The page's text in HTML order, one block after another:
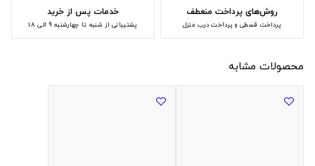
روش‌های پرداخت منعطف
پرداخت قسطی و پرداخت درب منزل
خدمات پس از خرید
پشتیبانی از شنبه تا چهارشنبه 9 الی 18
محصولات مشابه